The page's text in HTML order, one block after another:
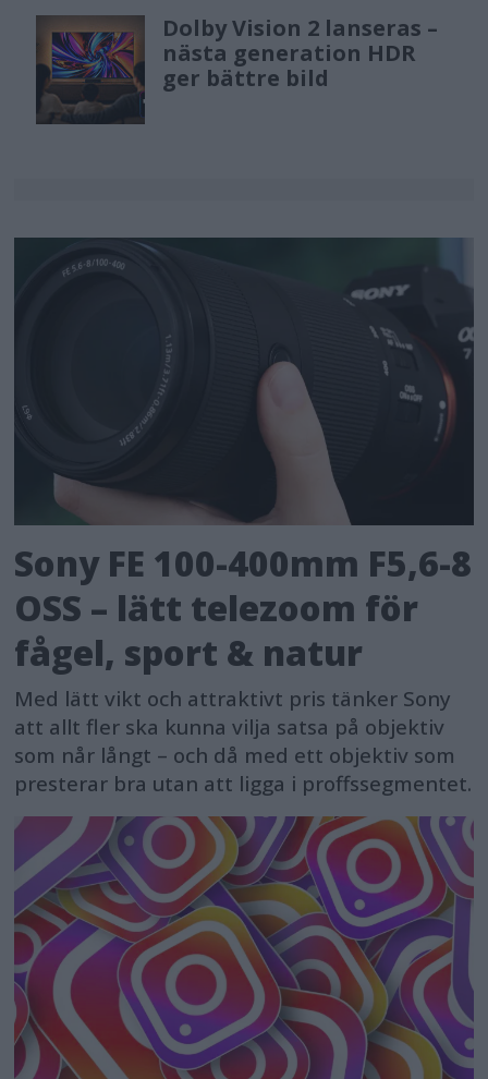
Dolby Vision 2 lanseras –
nästa generation HDR
ger bättre bild
Sony FE 100-400mm F5,6-8
OSS – lätt telezoom för
fågel, sport & natur
Med lätt vikt och attraktivt pris tänker Sony
att allt fler ska kunna vilja satsa på objektiv
som når långt – och då med ett objektiv som
presterar bra utan att ligga i proffssegmentet.